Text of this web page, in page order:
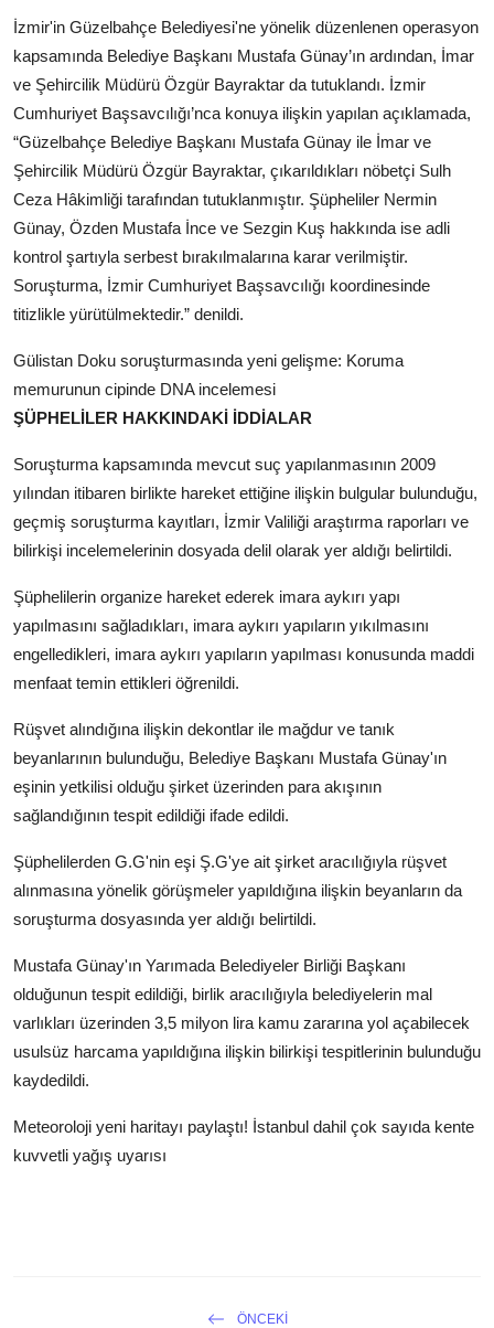
İzmir'in Güzelbahçe Belediyesi'ne yönelik düzenlenen operasyon
kapsamında Belediye Başkanı Mustafa Günay’ın ardından, İmar
ve Şehircilik Müdürü Özgür Bayraktar da tutuklandı. İzmir
Cumhuriyet Başsavcılığı’nca konuya ilişkin yapılan açıklamada,
“Güzelbahçe Belediye Başkanı Mustafa Günay ile İmar ve
Şehircilik Müdürü Özgür Bayraktar, çıkarıldıkları nöbetçi Sulh
Ceza Hâkimliği tarafından tutuklanmıştır. Şüpheliler Nermin
Günay, Özden Mustafa İnce ve Sezgin Kuş hakkında ise adli
kontrol şartıyla serbest bırakılmalarına karar verilmiştir.
Soruşturma, İzmir Cumhuriyet Başsavcılığı koordinesinde
titizlikle yürütülmektedir.” denildi.
Gülistan Doku soruşturmasında yeni gelişme: Koruma
memurunun cipinde DNA incelemesi
ŞÜPHELİLER HAKKINDAKİ İDDİALAR
Soruşturma kapsamında mevcut suç yapılanmasının 2009
yılından itibaren birlikte hareket ettiğine ilişkin bulgular bulunduğu,
geçmiş soruşturma kayıtları, İzmir Valiliği araştırma raporları ve
bilirkişi incelemelerinin dosyada delil olarak yer aldığı belirtildi.
⁠Şüphelilerin organize hareket ederek imara aykırı yapı
yapılmasını sağladıkları, imara aykırı yapıların yıkılmasını
engelledikleri, imara aykırı yapıların yapılması konusunda maddi
menfaat temin ettikleri öğrenildi.
Rüşvet alındığına ilişkin dekontlar ile mağdur ve tanık
beyanlarının bulunduğu, Belediye Başkanı Mustafa Günay'ın
eşinin yetkilisi olduğu şirket üzerinden para akışının
sağlandığının tespit edildiği ifade edildi.
Şüphelilerden G.G'nin eşi Ş.G'ye ait şirket aracılığıyla rüşvet
alınmasına yönelik görüşmeler yapıldığına ilişkin beyanların da
soruşturma dosyasında yer aldığı belirtildi.
Mustafa Günay'ın Yarımada Belediyeler Birliği Başkanı
olduğunun tespit edildiği, birlik aracılığıyla belediyelerin mal
varlıkları üzerinden 3,5 milyon lira kamu zararına yol açabilecek
usulsüz harcama yapıldığına ilişkin bilirkişi tespitlerinin bulunduğu
kaydedildi.
Meteoroloji yeni haritayı paylaştı! İstanbul dahil çok sayıda kente
kuvvetli yağış uyarısı
ÖNCEKI